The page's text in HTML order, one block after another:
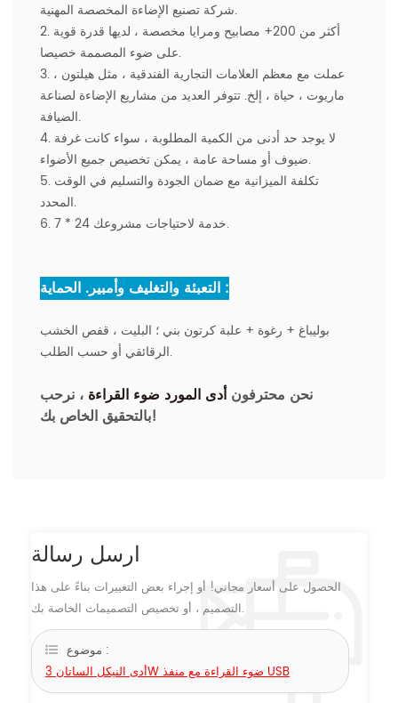
شركة تصنيع الإضاءة المخصصة المهنية.
2. أكثر من 200+ مصابيح ومرايا مخصصة ، لديها قدرة قوية
على ضوء المصممة خصيصا.
3. عملت مع معظم العلامات التجارية الفندقية ، مثل هيلتون ،
ماريوت ، حياة ، إلخ. تتوفر العديد من مشاريع الإضاءة لصناعة
الضيافة.
4. لا يوجد حد أدنى من الكمية المطلوبة ، سواء كانت غرفة
ضيوف أو مساحة عامة ، يمكن تخصيص جميع الأضواء.
5. تكلفة الميزانية مع ضمان الجودة والتسليم في الوقت
المحدد.
6. 7 * 24 خدمة لاحتياجات مشروعك.
التعبئة والتغليف وأمبير. الحماية :
بوليباغ + رغوة + علبة كرتون بني ؛ البليت ، قفص الخشب
الرقائقي أو حسب الطلب.
نحن محترفونأدى المورد ضوء القراءة ، نرحب
بالتحقيق الخاص بك!
ارسل رسالة
الحصول على أسعار مجاني! أو إجراء بعض التغييرات بناءً على هذا
التصميم ، أو تخصيص التصميمات الخاصة بك.
موضوع :
أدى النيكل الساتان 3W ضوء القراءة مع منفذ USB